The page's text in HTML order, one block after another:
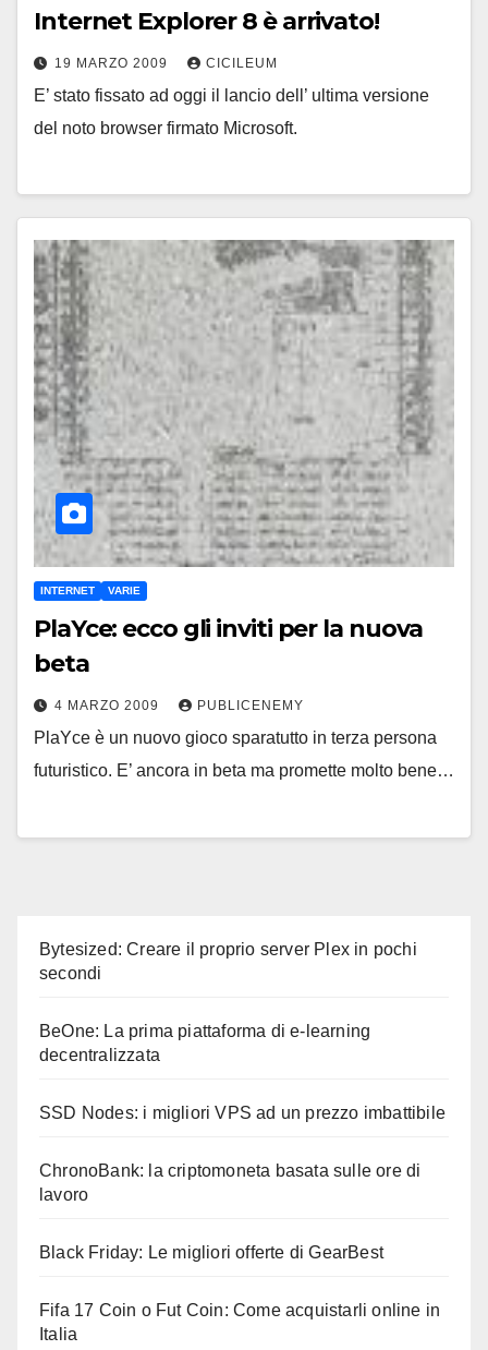
Internet Explorer 8 è arrivato!
19 MARZO 2009 CICILEUM
E’ stato fissato ad oggi il lancio dell’ ultima versione
del noto browser firmato Microsoft.
INTERNET VARIE
PlaYce: ecco gli inviti per la nuova
beta
4 MARZO 2009 PUBLICENEMY
PlaYce è un nuovo gioco sparatutto in terza persona
futuristico. E’ ancora in beta ma promette molto bene…
Bytesized: Creare il proprio server Plex in pochi
secondi
BeOne: La prima piattaforma di e-learning
decentralizzata
SSD Nodes: i migliori VPS ad un prezzo imbattibile
ChronoBank: la criptomoneta basata sulle ore di
lavoro
Black Friday: Le migliori offerte di GearBest
Fifa 17 Coin o Fut Coin: Come acquistarli online in
Italia